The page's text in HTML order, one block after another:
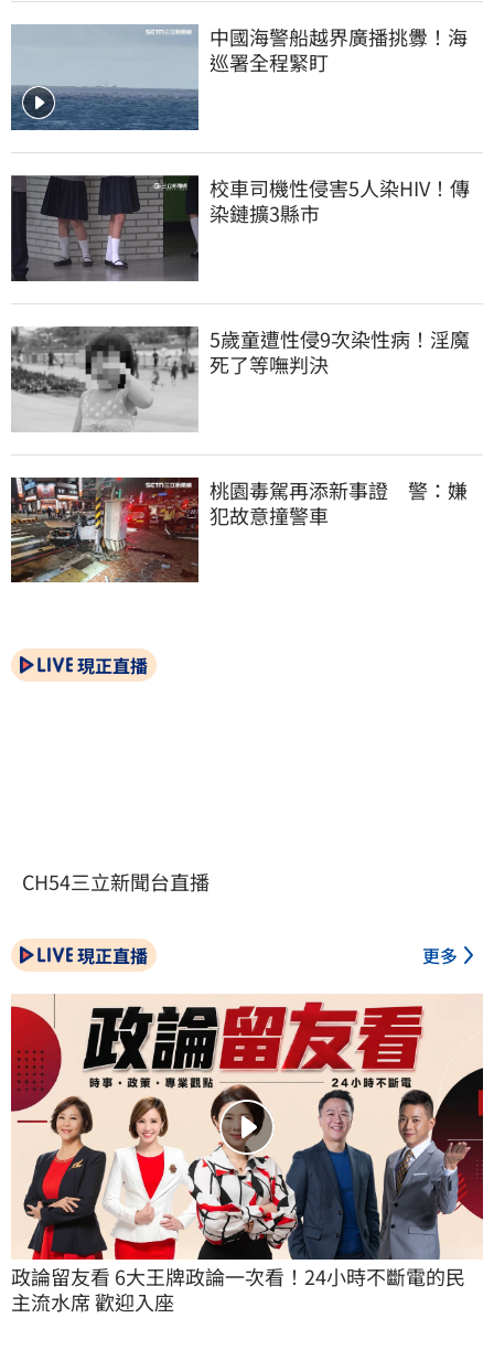
中國海警船越界廣播挑釁！海
巡署全程緊盯
校車司機性侵害5人染HIV！傳
染鏈擴3縣市
5歲童遭性侵9次染性病！淫魔
死了等嘸判決
桃園毒駕再添新事證　警：嫌
犯故意撞警車
現正直播
CH54三立新聞台直播
現正直播 更多
政論留友看 6大王牌政論一次看！24小時不斷電的民
主流水席 歡迎入座